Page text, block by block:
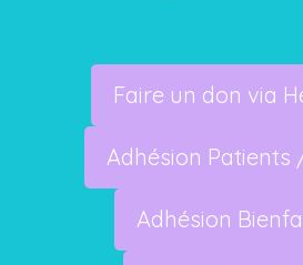
Faire un don via
Adhésion Patients
Adhésion